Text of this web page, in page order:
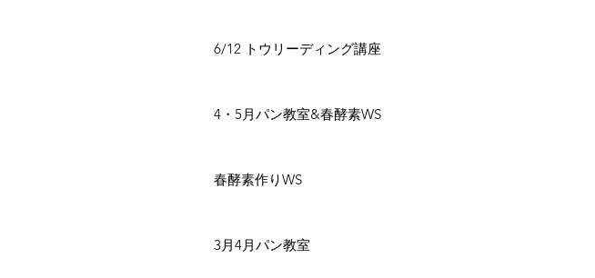
6/12 トウリーディング講座
4・5月パン教室&春酵素WS
春酵素作りWS
3月4月パン教室